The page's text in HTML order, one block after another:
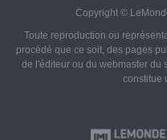
Copyright ©
Toute reproduction ou
procédé que ce soit, des pages
de l'éditeur ou du webmaster du
constitue